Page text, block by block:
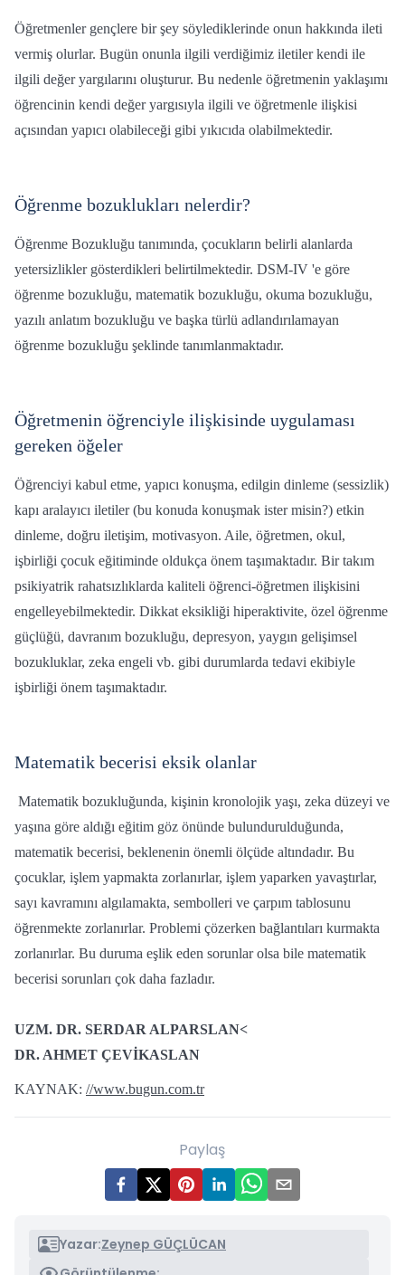
Öğretmenler gençlere bir şey söylediklerinde onun hakkında ileti
vermiş olurlar. Bugün onunla ilgili verdiğimiz iletiler kendi ile
ilgili değer yargılarını oluşturur. Bu nedenle öğretmenin yaklaşımı
öğrencinin kendi değer yargısıyla ilgili ve öğretmenle ilişkisi
açısından yapıcı olabileceği gibi yıkıcıda olabilmektedir.
Öğrenme bozuklukları nelerdir?
Öğrenme Bozukluğu tanımında, çocukların belirli alanlarda
yetersizlikler gösterdikleri belirtilmektedir. DSM-IV 'e göre
öğrenme bozukluğu, matematik bozukluğu, okuma bozukluğu,
yazılı anlatım bozukluğu ve başka türlü adlandırılamayan
öğrenme bozukluğu şeklinde tanımlanmaktadır.
Öğretmenin öğrenciyle ilişkisinde uygulaması
gereken öğeler
Öğrenciyi kabul etme, yapıcı konuşma, edilgin dinleme (sessizlik)
kapı aralayıcı iletiler (bu konuda konuşmak ister misin?) etkin
dinleme, doğru iletişim, motivasyon. Aile, öğretmen, okul,
işbirliği çocuk eğitiminde oldukça önem taşımaktadır. Bir takım
psikiyatrik rahatsızlıklarda kaliteli öğrenci-öğretmen ilişkisini
engelleyebilmektedir. Dikkat eksikliği hiperaktivite, özel öğrenme
güçlüğü, davranım bozukluğu, depresyon, yaygın gelişimsel
bozukluklar, zeka engeli vb. gibi durumlarda tedavi ekibiyle
işbirliği önem taşımaktadır.
Matematik becerisi eksik olanlar
Matematik bozukluğunda, kişinin kronolojik yaşı, zeka düzeyi ve
yaşına göre aldığı eğitim göz önünde bulundurulduğunda,
matematik becerisi, beklenenin önemli ölçüde altındadır. Bu
çocuklar, işlem yapmakta zorlanırlar, işlem yaparken yavaştırlar,
sayı kavramını algılamakta, sembolleri ve çarpım tablosunu
öğrenmekte zorlanırlar. Problemi çözerken bağlantıları kurmakta
zorlanırlar. Bu duruma eşlik eden sorunlar olsa bile matematik
becerisi sorunları çok daha fazladır.
UZM. DR. SERDAR ALPARSLAN<
DR. AHMET ÇEVİKASLAN
KAYNAK: //www.bugun.com.tr
Paylaş
Yazar:Zeynep GÜÇLÜCAN